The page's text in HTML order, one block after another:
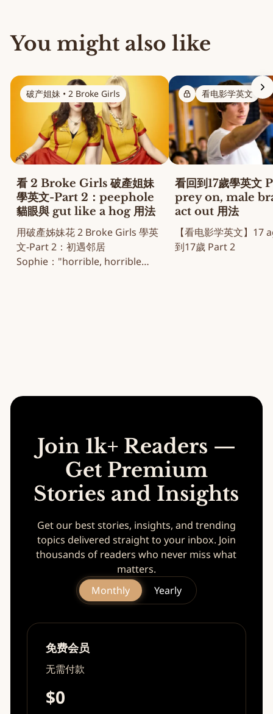
You might also like
破产姐妹 • 2 Broke Girls
看 2 Broke Girls 破產姐妹
學英文-Part 2：peephole
貓眼與 gut like a hog 用法
用破產姊妹花 2 Broke Girls 學英
文-Part 2：初遇邻居
Sophie："horrible, horrible
看电影学英文
看回到17歲學英文
prey on, male
act out 用法
【看电影学英文】17
到17歲 Part 2
Join 1k+ Readers —
Get Premium
Stories and Insights
Get our best stories, insights, and trending
topics delivered straight to your inbox. Join
thousands of readers who never miss what
matters.
Monthly
Yearly
免费会员
无需付款
$0